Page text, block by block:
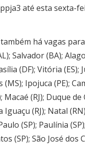
até esta sexta-
há vagas
Salvador (BA);
(DF); Vitória (ES);
Ipojuca (PE);
Macaé (RJ); Duque de
Iguaçu (RJ); Natal
(SP); Paulínia
(SP); São José dos